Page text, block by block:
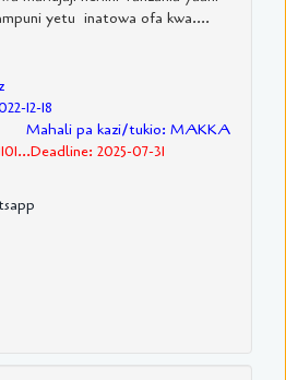
yetu inatowa ofa kwa....
12-18
Mahali pa kazi/tukio: MAKKA
2025-07-31